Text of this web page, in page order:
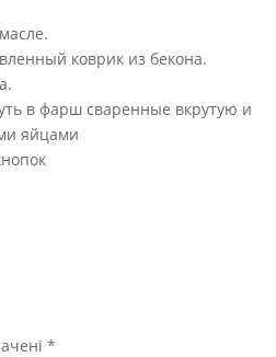
коврик из бекона.
в фарш сваренные вкрутую и
яйцами
*